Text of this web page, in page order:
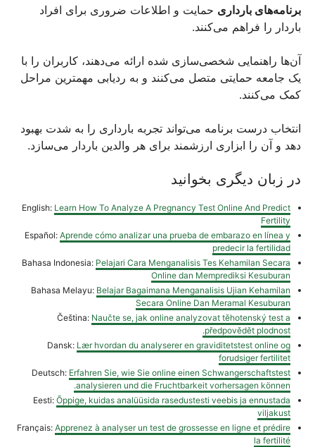
برنامه‌های بارداری حمایت و اطلاعات ضروری برای افراد
باردار را فراهم می‌کنند.
آن‌ها راهنمایی شخصی‌سازی شده ارائه می‌دهند، کاربران را با
یک جامعه حمایتی متصل می‌کنند و به ردیابی مهمترین مراحل
کمک می‌کنند.
انتخاب درست برنامه می‌تواند تجربه بارداری را به شدت بهبود
دهد و آن را ابزاری ارزشمند برای هر والدین باردار می‌سازد.
در زبان دیگری بخوانید
English: Learn How To Analyze A Pregnancy Test Online And Predict
Fertility
Español: Aprende cómo analizar una prueba de embarazo en línea y
predecir la fertilidad
Bahasa Indonesia: Pelajari Cara Menganalisis Tes Kehamilan Secara
Online dan Memprediksi Kesuburan
Bahasa Melayu: Belajar Bagaimana Menganalisis Ujian Kehamilan
Secara Online Dan Meramal Kesuburan
Čeština: Naučte se, jak online analyzovat těhotenský test a
předpovědět plodnost.
Dansk: Lær hvordan du analyserer en graviditetstest online og
forudsiger fertilitet
Deutsch: Erfahren Sie, wie Sie online einen Schwangerschaftstest
analysieren und die Fruchtbarkeit vorhersagen können.
Eesti: Õppige, kuidas analüüsida rasedustesti veebis ja ennustada
viljakust
Français: Apprenez à analyser un test de grossesse en ligne et prédire
la fertilité